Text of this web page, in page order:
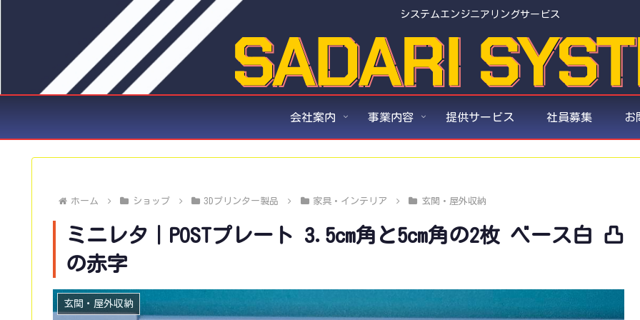
システムエンジニアリングサービス
会社案内 事業内容 提供サービス 社員募集 お
ホーム ショップ 3Dプリンター製品 家具・インテリア 玄関・屋外収納
ミニレタ｜POSTプレート 3.5cm角と5cm角の2枚 ベース白 凸
の赤字
玄関・屋外収納